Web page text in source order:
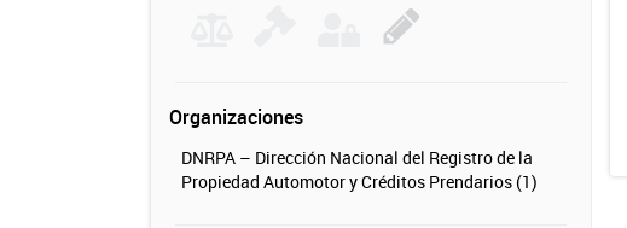
Organizaciones
DNRPA – Dirección Nacional del Registro de la
Propiedad Automotor y Créditos Prendarios (1)